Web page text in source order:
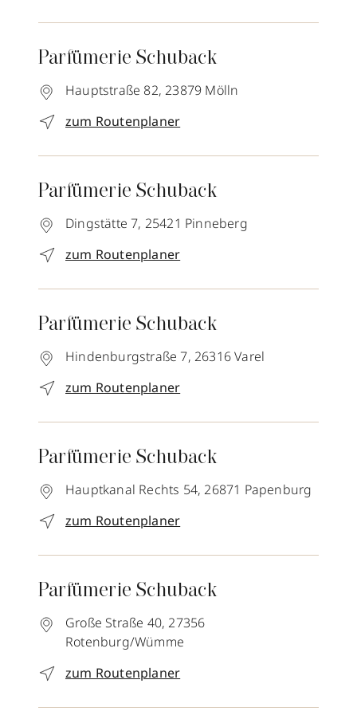
Parfümerie Schuback
Hauptstraße 82, 23879 Mölln
zum Routenplaner
Parfümerie Schuback
Dingstätte 7, 25421 Pinneberg
zum Routenplaner
Parfümerie Schuback
Hindenburgstraße 7, 26316Varel
zum Routenplaner
Parfümerie Schuback
Hauptkanal Rechts 54, 26871 Papenburg
zum Routenplaner
Parfümerie Schuback
Große Straße 40, 27356
Rotenburg/Wümme
zum Routenplaner